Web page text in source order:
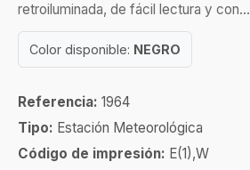
retroiluminada, de fácil lectura y con...
Color disponible: NEGRO
Referencia: 1964
Tipo: Estación Meteorológica
Código de impresión: E(1),W